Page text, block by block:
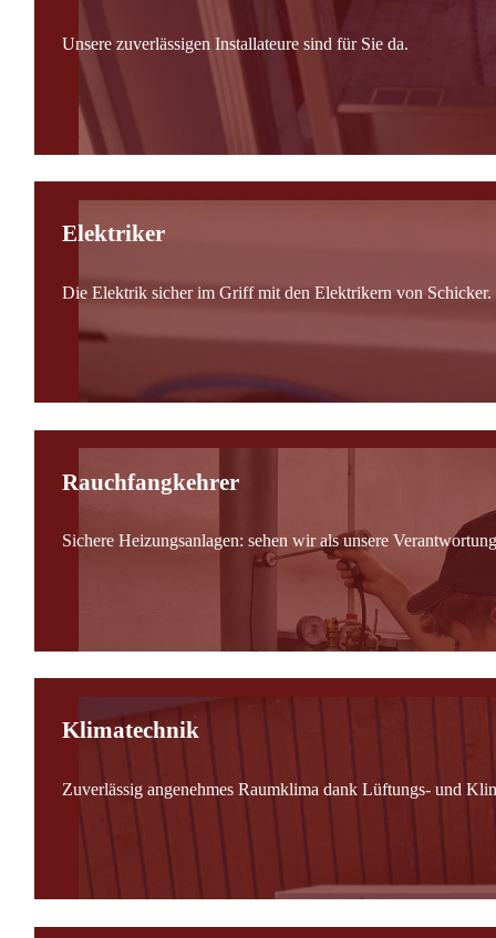
Unsere zuverlässigen Installateure sind für Sie da.
Elektriker
Die Elektrik sicher im Griff mit den Elektrikern von Schicker.
Rauchfangkehrer
Sichere Heizungsanlagen: sehen wir als unsere
Klimatechnik
Zuverlässig angenehmes Raumklima dank Lüftungs- und